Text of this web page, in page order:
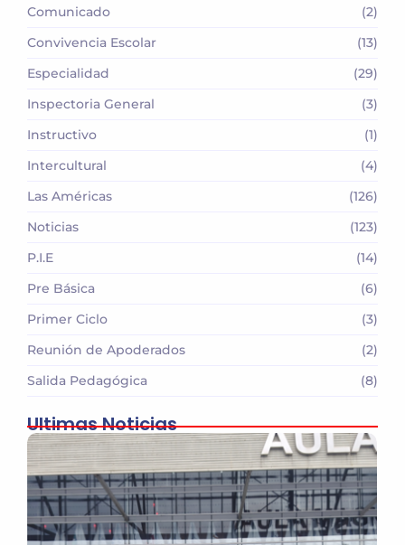
Comunicado
(2)
Convivencia Escolar
(13)
Especialidad
(29)
Inspectoria General
(3)
Instructivo
(1)
Intercultural
(4)
Las Américas
(126)
Noticias
(123)
P.I.E
(14)
Pre Básica
(6)
Primer Ciclo
(3)
Reunión de Apoderados
(2)
Salida Pedagógica
(8)
Ultimas Noticias